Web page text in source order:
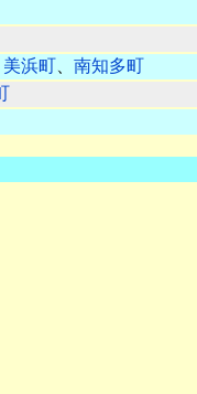
美浜町、 南知多町